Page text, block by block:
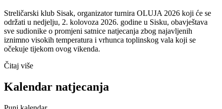
Streličarski klub Sisak, organizator turnira OLUJA 2026 koji će se
održati u nedjelju, 2. kolovoza 2026. godine u Sisku, obavještava
sve sudionike o promjeni satnice natjecanja zbog najavljenih
iznimno visokih temperatura i vrhunca toplinskog vala koji se
očekuje tijekom ovog vikenda.
Čitaj više
Kalendar natjecanja